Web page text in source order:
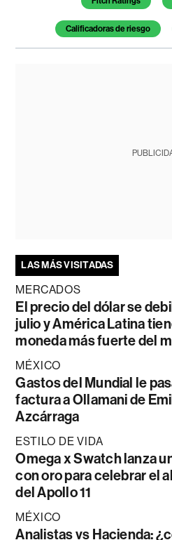
Calificadoras de riesgo
LAS MÁS VISITADAS
MERCADOS
El precio del dólar se
julio y América Latina
moneda más fuerte del
MÉXICO
Gastos del Mundial le
factura a Ollamani de
Azcárraga
ESTILO DE VIDA
Omega x Swatch lanza
con oro para celebrar el
del Apollo 11
MÉXICO
Analistas vs Hacienda: